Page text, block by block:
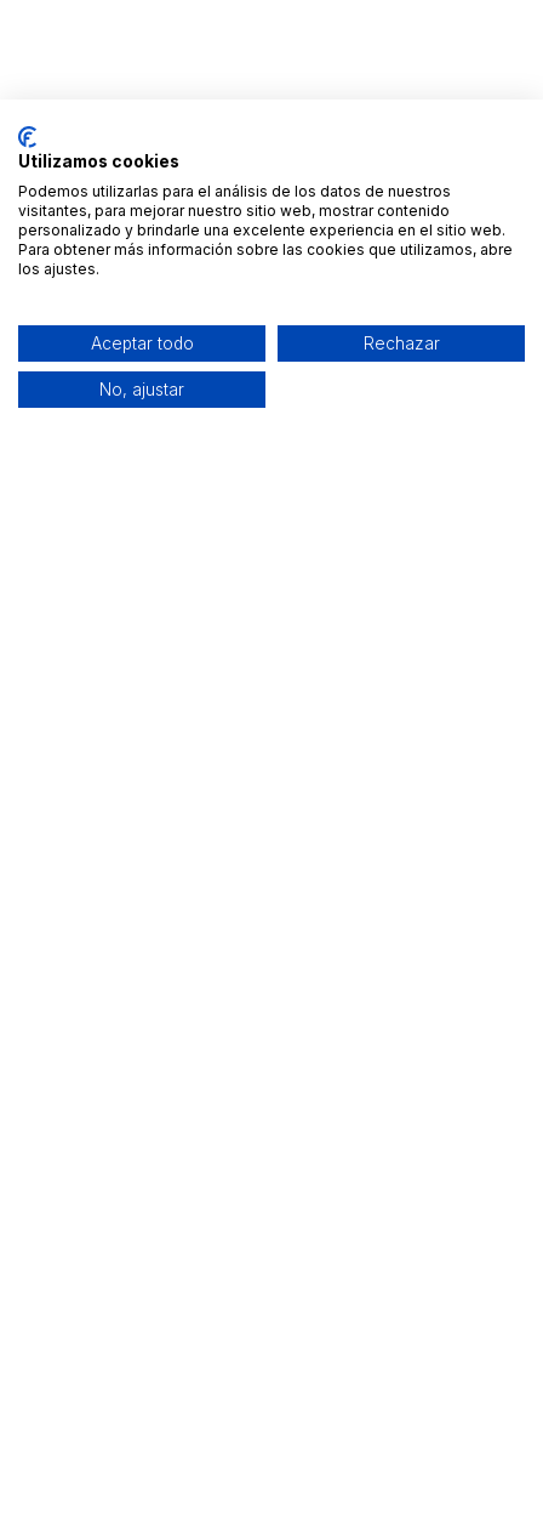
Utilizamos cookies
Podemos utilizarlas para el análisis de los datos de nuestros
visitantes, para mejorar nuestro sitio web, mostrar contenido
personalizado y brindarle una excelente experiencia en el sitio web.
Para obtener más información sobre las cookies que utilizamos, abre
los ajustes.
Aceptar todo Rechazar
No, ajustar